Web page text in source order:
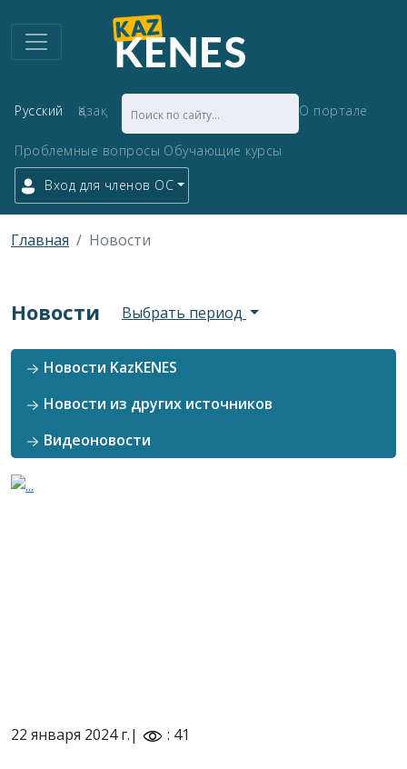
Русский Қазақ О портале
Проблемные вопросы Обучающие курсы
Вход для членов ОС
Главная Новости
Новости Выбрать период
Новости KazKENES
Новости из других источников
Видеоновости
22 января 2024 г.| : 41